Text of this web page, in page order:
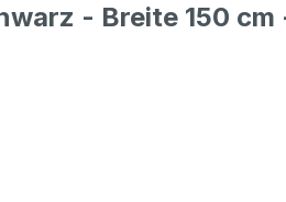
- Breite 150